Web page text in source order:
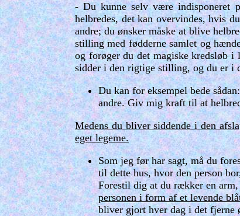
- Du kunne selv være indisponeret
helbredes, det kan overvindes, hvis
andre; du ønsker måske at blive
stilling med fødderne samlet og
og forøger du det magiske kredsløb i
sidder i den rigtige stilling, og du er i
Du kan for eksempel bede
andre. Giv mig kraft til at
Medens du bliver siddende i den
eget legeme.
Som jeg før har sagt, må du
til dette hus, hvor den person
Forestil dig at du rækker en
personen i form af et levende
bliver gjort hver dag i det fjerne